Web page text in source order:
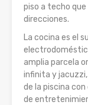
piso a techo
direcciones.
La cocina es el
amplia parcela
infinita y
de la piscina
de